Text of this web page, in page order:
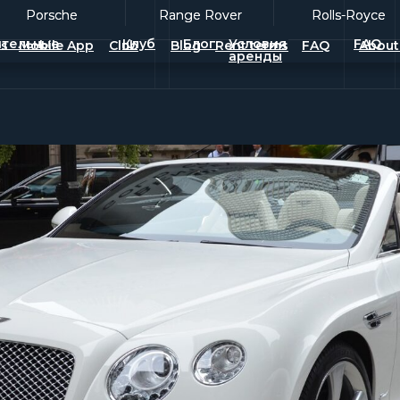
Клуб Блог Условия
аренды
FAQ
Club Blog FAQ
Rent terms
Mobile App
Rolls-Royce
Range Rover
Porsche Rolls-Royce
Range Rover
Porsche